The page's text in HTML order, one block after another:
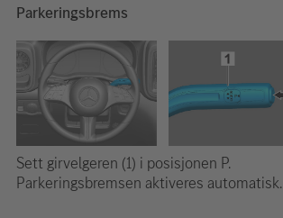
Parkeringsbrems
Sett girvelgeren (1) i posisjonen P.
Parkeringsbremsen aktiveres automatisk.